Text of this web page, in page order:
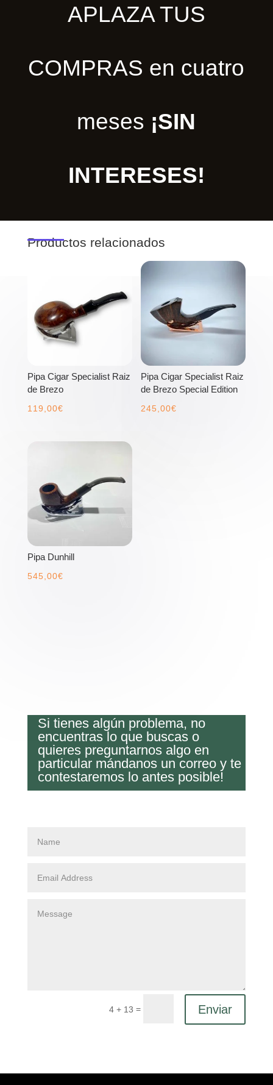
APLAZA TUS
COMPRAS en cuatro
meses ¡SIN
INTERESES!
Productos relacionados
Pipa Cigar Specialist Raiz
de Brezo
119,00€
Pipa Cigar Specialist Raiz
de Brezo Special Edition
245,00€
Pipa Dunhill
545,00€
Si tienes algún problema, no
encuentras lo que buscas o
quieres preguntarnos algo en
particular mándanos un correo y te
contestaremos lo antes posible!
4 + 13 = Enviar